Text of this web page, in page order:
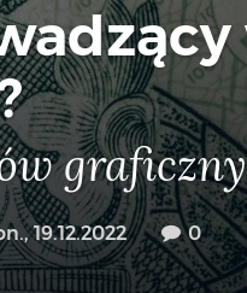
19.12.2022 0